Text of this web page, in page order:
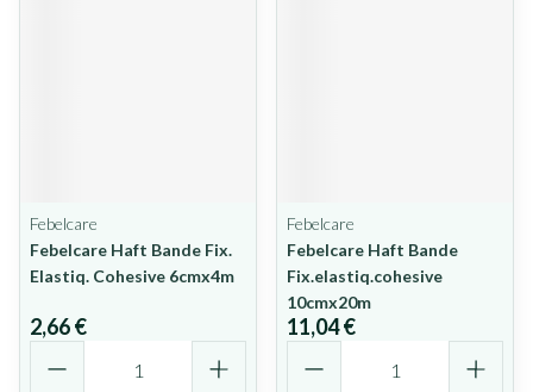
Febelcare
Febelcare Haft Bande Fix.
Elastiq. Cohesive 6cmx4m
2,66 €
Febelcare
Febelcare Haft Bande
Fix.elastiq.cohesive
10cmx20m
11,04 €